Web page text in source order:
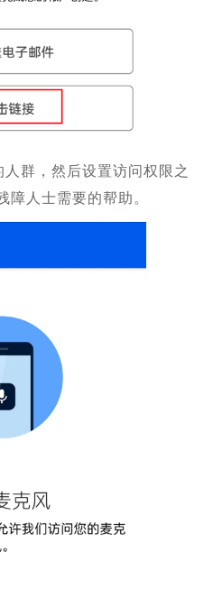
群，然后设置访问权限之
人士需要的帮助。